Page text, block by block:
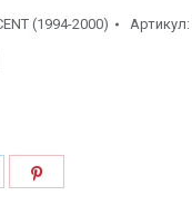
(1994-2000) Артикул: